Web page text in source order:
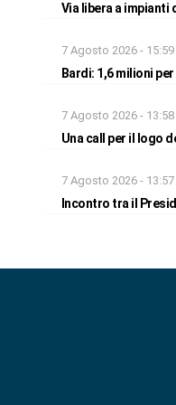
Via libera a impianti
7 Agosto 2026 - 15:59
Bardi: 1,6 milioni
7 Agosto 2026 - 13:58
Una call per il logo
7 Agosto 2026 - 13:57
Incontro tra il